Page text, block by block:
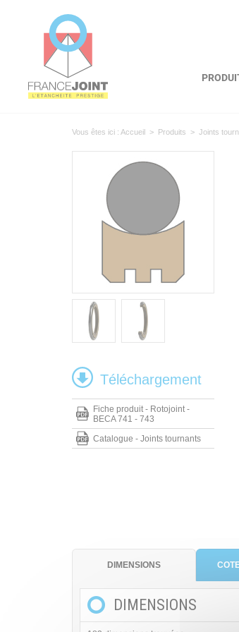
Vous êtes ici : Accueil > Produits > Joints
Téléchargement
Fiche produit - Rotojoint -
BECA 741 - 743
Catalogue - Joints tournants
DIMENSIONS
DIMENSIONS